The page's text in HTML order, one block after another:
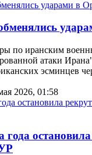
по иранским
атаки
эсминцев
2026, 01:58
года